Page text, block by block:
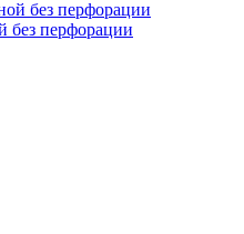
без перфорации